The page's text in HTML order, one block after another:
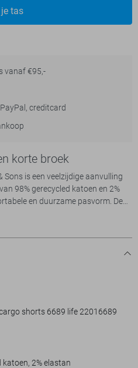
tas
vanaf €95,-
creditcard
korte broek
Sons is een veelzijdige aanvulling
98% gerecycled katoen en 2%
en duurzame pasvorm. De
normale lengte voor een casual,
Een knoop- en ritssluiting
extra functionaliteit.
perfect voor een relaxte dag in
hem met een eenvoudig T-shirt
met verschillende stijlen en
een informele lunch tot een
broek is ideaal voor iedereen die
shorts 6689 life 22016689
katoen, 2% elastan